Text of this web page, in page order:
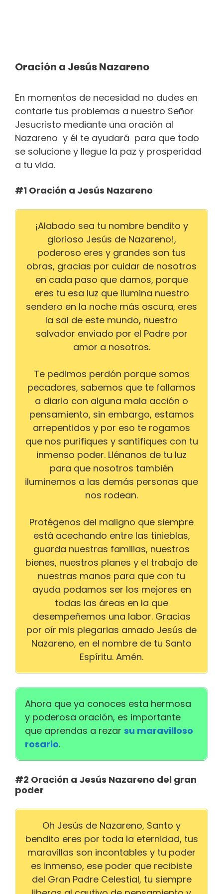
Oración a Jesús Nazareno
En momentos de necesidad no dudes en
contarle tus problemas a nuestro Señor
Jesucristo mediante una oración al
Nazareno y él te ayudará para que todo
se solucione y llegue la paz y prosperidad
a tu vida.
#1 Oración a Jesús Nazareno
¡Alabado sea tu nombre bendito y
glorioso Jesús de Nazareno!,
poderoso eres y grandes son tus
obras, gracias por cuidar de nosotros
en cada paso que damos, porque
eres tu esa luz que ilumina nuestro
sendero en la noche más oscura, eres
la sal de este mundo, nuestro
salvador enviado por el Padre por
amor a nosotros.
Te pedimos perdón porque somos
pecadores, sabemos que te fallamos
a diario con alguna mala acción o
pensamiento, sin embargo, estamos
arrepentidos y por eso te rogamos
que nos purifiques y santifiques con tu
inmenso poder. Llénanos de tu luz
para que nosotros también
iluminemos a las demás personas que
nos rodean.
Protégenos del maligno que siempre
está acechando entre las tinieblas,
guarda nuestras familias, nuestros
bienes, nuestros planes y el trabajo de
nuestras manos para que con tu
ayuda podamos ser los mejores en
todas las áreas en la que
desempeñemos una labor. Gracias
por oír mis plegarias amado Jesús de
Nazareno, en el nombre de tu Santo
Espíritu. Amén.
Ahora que ya conoces esta hermosa
y poderosa oración, es importante
que aprendas a rezar su maravilloso
rosario.
#2 Oración a Jesús Nazareno del gran
poder
Oh Jesús de Nazareno, Santo y
bendito eres por toda la eternidad, tus
maravillas son incontables y tu poder
es inmenso, ese poder que recibiste
del Gran Padre Celestial, tu siempre